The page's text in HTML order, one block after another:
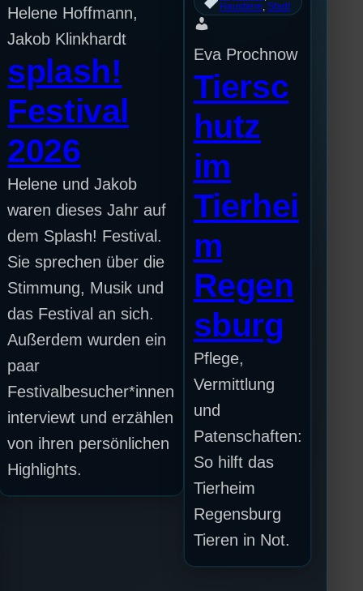
Helene Hoffmann,
Jakob Klinkhardt
splash!
Festival
2026
Helene und Jakob
waren dieses Jahr auf
dem Splash! Festival.
Sie sprechen über die
Stimmung, Musik und
das Festival an sich.
Außerdem wurden ein
paar
Festivalbesucher*innen
interviewt und erzählen
von ihren persönlichen
Highlights.
Haustiere Stadt
Eva Prochnow
Tiersc
hutz
im
Tierhei
m
Regen
sburg
Pflege,
Vermittlung
und
Patenschaften:
So hilft das
Tierheim
Regensburg
Tieren in Not.